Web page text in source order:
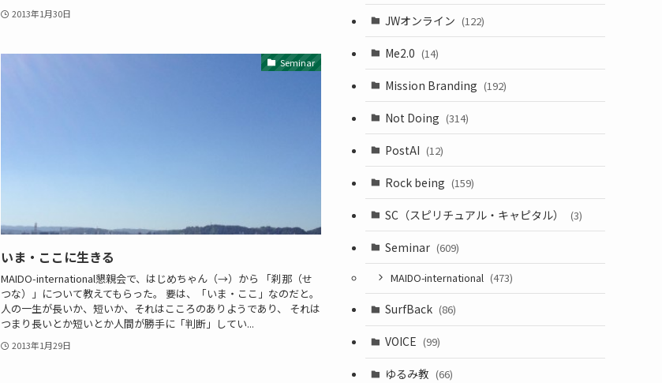
2013年1月30日
Seminar
いま・ここに生きる
MAIDO-international懇親会で、はじめちゃん（→）から 「刹那（せ
つな）」について教えてもらった。 要は、「いま・ここ」なのだと。
人の一生が長いか、短いか、それはこころのありようであり、 それは
つまり長いとか短いとか人間が勝手に「判断」してい...
2013年1月29日
JWオンライン (122)
Me2.0 (14)
Mission Branding (192)
Not Doing (314)
PostAI (12)
Rock being (159)
SC（スピリチュアル・キャピタル） (3)
Seminar (609)
MAIDO-international (473)
SurfBack (86)
VOICE (99)
ゆるみ教 (66)